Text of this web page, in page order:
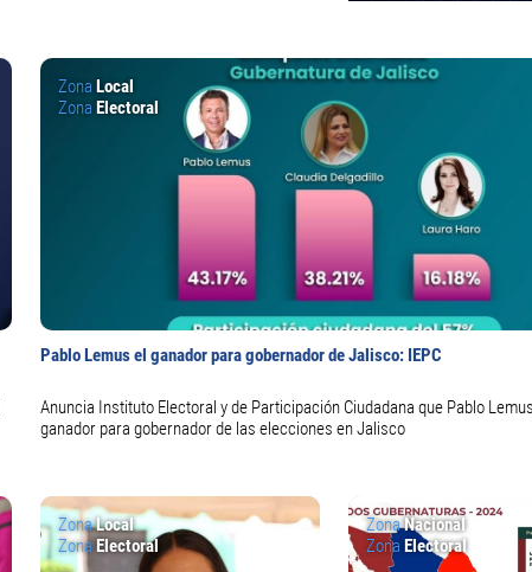
Zona Local
Zona Electoral
Pablo Lemus el ganador para gobernador de Jalisco: IEPC
Anuncia Instituto Electoral y de Participación Ciudadana que Pablo Lemus es el
ganador para gobernador de las elecciones en Jalisco
ZonaLocal
ZonaElectoral
ZonaNacional
Zona Electoral